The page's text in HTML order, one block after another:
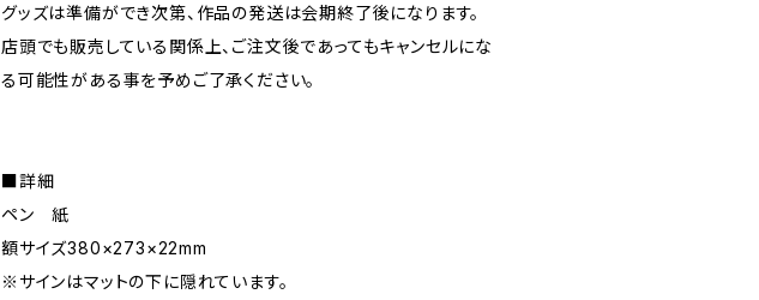
グッズは準備ができ次第、作品の発送は会期終了後になります。
店頭でも販売している関係上、ご注文後であってもキャンセルにな
る可能性がある事を予めご了承ください。
■詳細
ペン 紙
額サイズ380×273×22mm
※サインはマットの下に隠れています。